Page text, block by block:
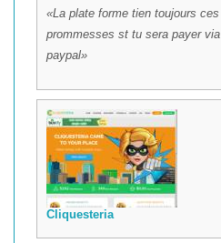
La plate forme tien toujours ces
prommesses st tu sera payer via
paypal
Cliquesteria